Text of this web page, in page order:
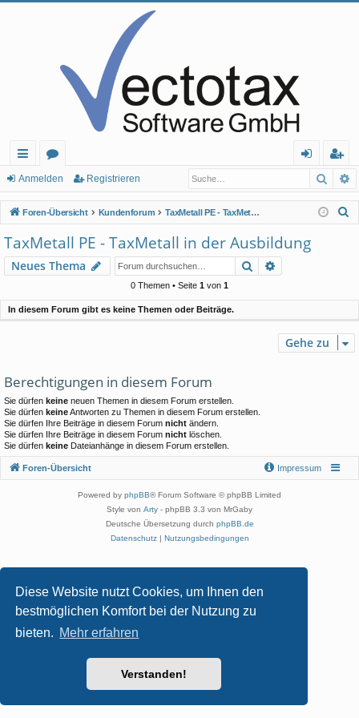
Diese Website nutzt Cookies, um Ihnen den
bestmöglichen Komfort bei der Nutzung zu
bieten. Mehr erfahren
Verstanden!
ch
ne
llz
ug
rif
f
or
en
m
el
de
eg
ist
rie
Anmelden Registrieren
Foren-Übersicht Kundenforum TaxMetall PE - TaxMetall in der Ausbildung
TaxMetall PE - TaxMetall in der Ausbildung
Neues Thema Suche
0 Themen • Seite 1 von 1
In diesem Forum gibt es keine Themen oder Beiträge.
Gehe zu
Berechtigungen in diesem Forum
Sie dürfen keine neuen Themen in diesem Forum erstellen.
Sie dürfen keineAntworten zu Themen in diesem Forum erstellen.
Sie dürfen Ihre Beiträge in diesem Forum nicht ändern.
Sie dürfen Ihre Beiträge in diesem Forum nicht löschen.
Sie dürfen keine Dateianhänge in diesem Forum erstellen.
Foren-Übersicht Impressum
Powered by phpBB® Forum Software © phpBB Limited
Style von Arty - phpBB 3.3 von MrGaby
Deutsche Übersetzung durch phpBB.de
Datenschutz| Nutzungsbedingungen